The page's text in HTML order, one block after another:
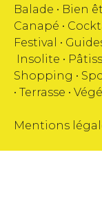
Balade • Bien
Canapé •
Festival
•
Insolite •
Shopping •
• Terrasse •
Mentions